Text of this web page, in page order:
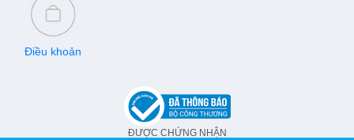
Điều khoản
ĐƯỢC CHỨNG NHẬN